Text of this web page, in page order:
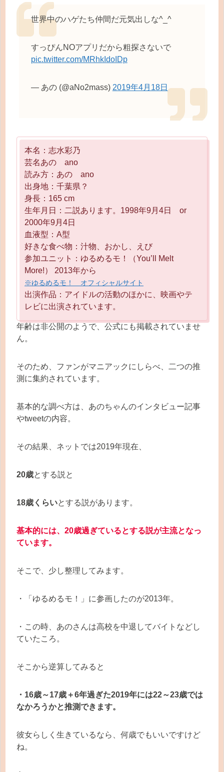
世界中のハゲたち仲間だ元気出しな^_^
すっぴんNOアプリだから粗探さないで
pic.twitter.com/MRhkIdoIDp
— あの (@aNo2mass) 2019年4月18日
本名：志水彩乃
芸名あの ano
読み方：あの ano
出身地：千葉県？
身長：165 cm
生年月日：二説あります。1998年9月4日 or
2000年9月4日
血液型：A型
好きな食べ物：汁物、おかし、えび
参加ユニット：ゆるめるモ！（You’ll Melt
More!） 2013年から
※ゆるめるモ！ オフィシャルサイト
出演作品：アイドルの活動のほかに、映画やテ
レビに出演されています。
年齢は非公開のようで、公式にも掲載されていませ
ん。
そのため、ファンがマニアックにしらべ、二つの推
測に集約されています。
基本的な調べ方は、あのちゃんのインタビュー記事
やtweetの内容。
その結果、ネットでは2019年現在、
20歳とする説と
18歳くらいとする説があります。
基本的には、20歳過ぎているとする説が主流となっ
ています。
そこで、少し整理してみます。
・「ゆるめるモ！」に参画したのが2013年。
・この時、あのさんは高校を中退してバイトなどし
ていたころ。
そこから逆算してみると
・16歳～17歳＋6年過ぎた2019年には22～23歳では
なかろうかと推測できます。
彼女らしく生きているなら、何歳でもいいですけど
ね。